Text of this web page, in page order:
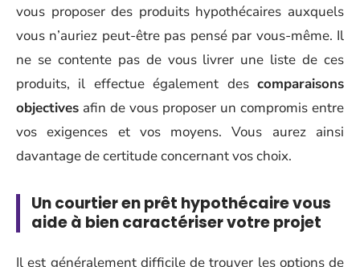
vous proposer des produits hypothécaires auxquels
vous n’auriez peut-être pas pensé par vous-même. Il
ne se contente pas de vous livrer une liste de ces
produits, il effectue également des comparaisons
objectives afin de vous proposer un compromis entre
vos exigences et vos moyens. Vous aurez ainsi
davantage de certitude concernant vos choix.
Un courtier en prêt hypothécaire vous
aide à bien caractériser votre projet
Il est généralement difficile de trouver les options de